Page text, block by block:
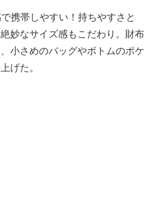
携帯しやすい！持ちやすさと
妙なサイズ感もこだわり。財布
小さめのバッグやボトムのポケ
げた。